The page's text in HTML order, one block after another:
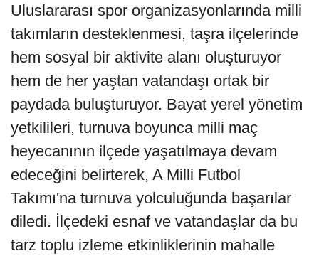
Uluslararası spor organizasyonlarında milli
takımların desteklenmesi, taşra ilçelerinde
hem sosyal bir aktivite alanı oluşturuyor
hem de her yaştan vatandaşı ortak bir
paydada buluşturuyor. Bayat yerel yönetim
yetkilileri, turnuva boyunca milli maç
heyecanının ilçede yaşatılmaya devam
edeceğini belirterek, A Milli Futbol
Takımı'na turnuva yolculuğunda başarılar
diledi. İlçedeki esnaf ve vatandaşlar da bu
tarz toplu izleme etkinliklerinin mahalle